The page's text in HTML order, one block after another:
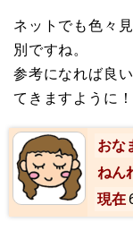
ネットでも色々
別ですね。
参考になれば良
てきますように！
おな
ねん
現在